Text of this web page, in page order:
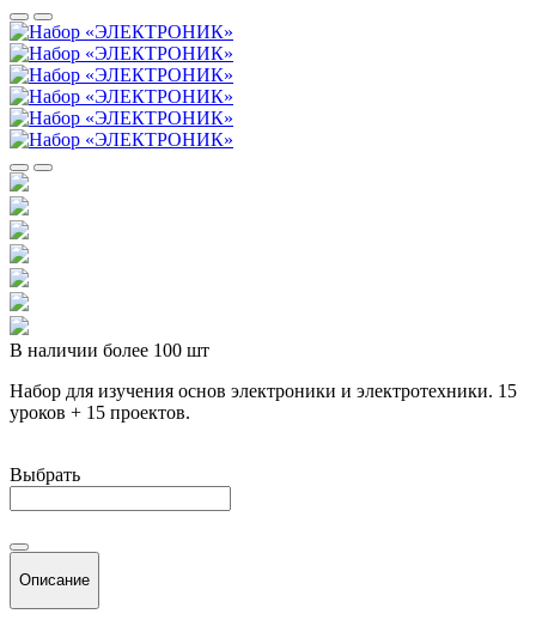
В наличии более 100 шт
Набор для изучения основ электроники и электротехники. 15
уроков + 15 проектов.
Выбрать
Описание